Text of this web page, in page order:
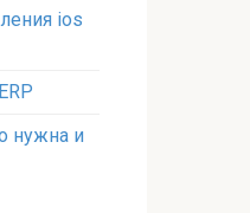
ios
нужна и